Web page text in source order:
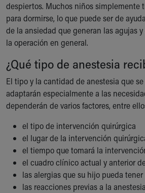
despiertos. Muchos niños simplemente
para dormirse, lo que puede ser de
de la ansiedad que generan las agujas
la operación en general.
¿Qué tipo de anestesia
El tipo y la cantidad de anestesia que
adaptarán especialmente a las
dependerán de varios factores, entre
el tipo de intervención quirúrgica
el lugar de la intervención
el tiempo que tomará la
el cuadro clínico actual y anterior
las alergias que su hijo pueda tener
las reacciones previas a la